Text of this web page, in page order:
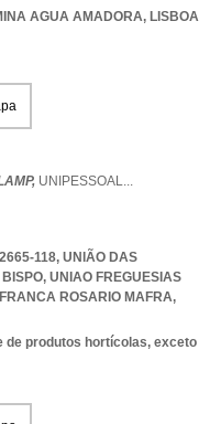
AGUA AMADORA, LISBOA
UNIPESSOAL...
118, UNIÃO DAS
, UNIAO FREGUESIAS
ROSARIO MAFRA,
de produtos hortícolas, exceto